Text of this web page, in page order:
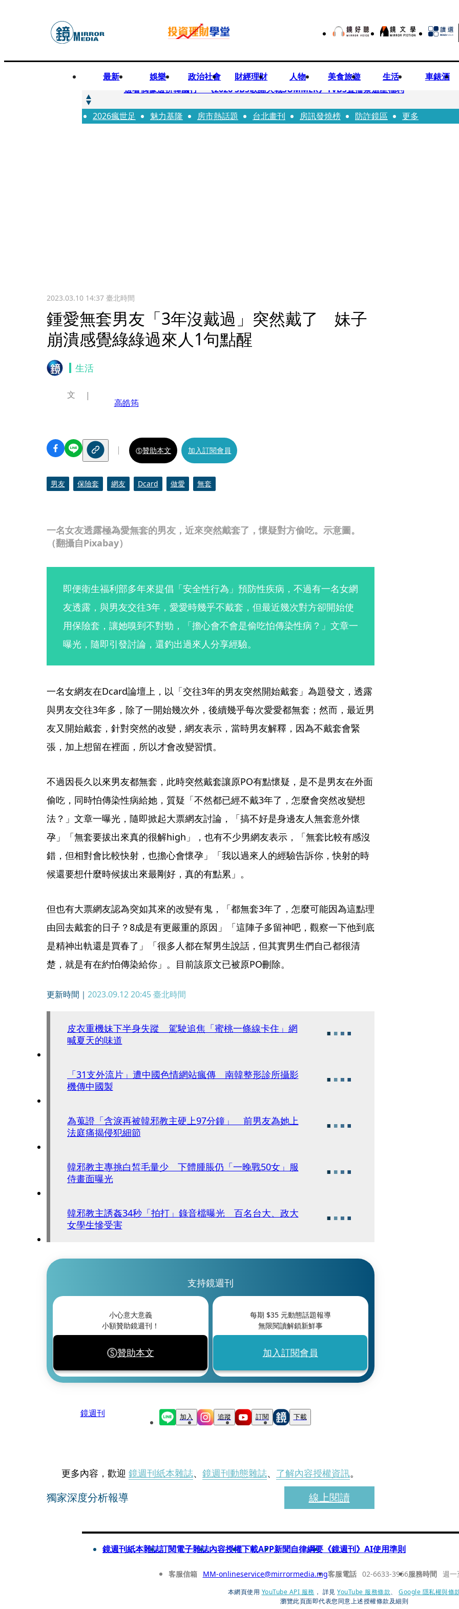
最新 娛樂 政治社會 財經理財 人物 美食旅遊 生活 車錶酒
快訊
邊看偶像邊拚韓國行 《2026 SBS歌謠大戰SUMMER》TVBS直播祭追星福利
快訊
代誌大條火急跳船？ 宏碁派任李文詳接掌兆基屋管2天就喊撤出！
2026瘋世足 魅力基隆 房市熱話題 台北畫刊 房訊發燒榜 防詐鏡區 更多
2023.03.10 14:37臺北時間
鍾愛無套男友「3年沒戴過」突然戴了 妹子
崩潰感覺綠綠過來人1句點醒
生活
一名女友透露極為愛無套的男友，近來突然戴套了，懷疑對方偷吃。示意圖。
（翻攝自Pixabay）
文
高皓筠
贊助本文 加入訂閱會員
男友 保險套 網友 Dcard 做愛 無套
即便衛生福利部多年來提倡「安全性行為」預防性疾病，不過有一名女網
友透露，與男友交往3年，愛愛時幾乎不戴套，但最近幾次對方卻開始使
用保險套，讓她嗅到不對勁，「擔心會不會是偷吃怕傳染性病？」文章一
曝光，隨即引發討論，還釣出過來人分享經驗。
一名女網友在Dcard論壇上，以「交往3年的男友突然開始戴套」為題發文，透露
與男友交往3年多，除了一開始幾次外，後續幾乎每次愛愛都無套；然而，最近男
友又開始戴套，針對突然的改變，網友表示，當時男友解釋，因為不戴套會緊
張，加上想留在裡面，所以才會改變習慣。
不過因長久以來男友都無套，此時突然戴套讓原PO有點懷疑，是不是男友在外面
偷吃，同時怕傳染性病給她，質疑「不然都已經不戴3年了，怎麼會突然改變想
法？」文章一曝光，隨即掀起大票網友討論，「搞不好是身邊友人無套意外懷
孕」「無套要拔出來真的很解high」，也有不少男網友表示，「無套比較有感沒
錯，但相對會比較快射，也擔心會懷孕」「我以過來人的經驗告訴你，快射的時
候還要想什麼時候拔出來最剛好，真的有點累」。
但也有大票網友認為突如其來的改變有鬼，「都無套3年了，怎麼可能因為這點理
由回去戴套的日子？8成是有更嚴重的原因」「這陣子多留神吧，觀察一下他到底
是精神出軌還是買春了」「很多人都在幫男生說話，但其實男生們自己都很清
楚，就是有在約怕傳染給你」。目前該原文已被原PO刪除。
更新時間｜ 2023.09.12 20:45臺北時間
皮衣重機妹下半身失蹤 駕駛追焦「蜜桃一條線卡住」網
喊夏天的味道
「31支外流片」遭中國色情網站瘋傳 南韓整形診所攝影
機傳中國製
為蒐證「含淚再被韓邪教主硬上97分鐘」 前男友為她上
法庭痛揭侵犯細節
韓邪教主專挑白皙毛量少 下體腫脹仍「一晚戰50女」服
侍畫面曝光
韓邪教主誘姦34秒「拍打」錄音檔曝光 百名台大、政大
女學生慘受害
支持鏡週刊
小心意大意義
小額贊助鏡週刊！
贊助本文
每期 $35元動態話題報導
無限閱讀解鎖新鮮事
加入訂閱會員
鏡週刊 加入 追蹤 訂閱 下載
更多內容，歡迎 鏡週刊紙本雜誌、 鏡週刊動態雜誌、 了解內容授權資訊。
獨家深度分析報導 線上閱讀
鏡週刊紙本雜誌訂閱電子雜誌內容授權下載APP新聞自律綱要 《鏡週刊》AI使用準則
客服信箱 MM-onlineservice@mirrormedia.mg客服電話 02-6633-3966服務時間 週一
本網頁使用 YouTube API 服務 ， 詳見 YouTube 服務條款、
Google 隱私權與條
瀏覽此頁面即代表您同意上述授權條款及細則